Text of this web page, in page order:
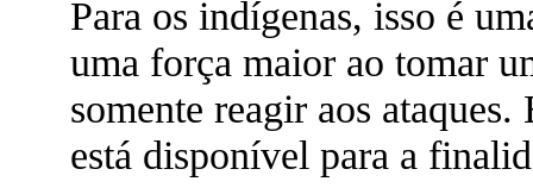
Para os indígenas, isso é
uma força maior ao tomar
somente reagir aos
está disponível para a